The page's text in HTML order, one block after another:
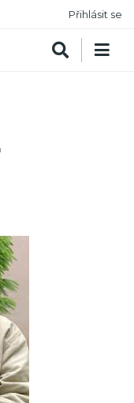
Přihlásit se